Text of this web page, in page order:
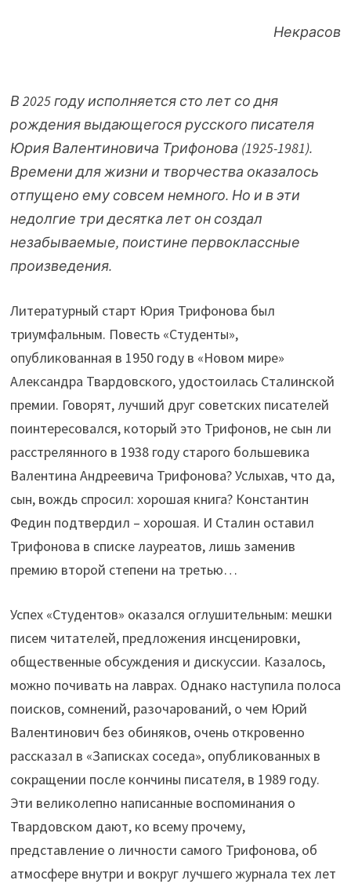
Некрасов
В 2025 году исполняется сто лет со дня
рождения выдающегося русского писателя
Юрия Валентиновича Трифонова (1925-1981).
Времени для жизни и творчества оказалось
отпущено ему совсем немного. Но и в эти
недолгие три десятка лет он создал
незабываемые, поистине первоклассные
произведения.
Литературный старт Юрия Трифонова был
триумфальным. Повесть «Студенты»,
опубликованная в 1950 году в «Новом мире»
Александра Твардовского, удостоилась Сталинской
премии. Говорят, лучший друг советских писателей
поинтересовался, который это Трифонов, не сын ли
расстрелянного в 1938 году старого большевика
Валентина Андреевича Трифонова? Услыхав, что да,
сын, вождь спросил: хорошая книга? Константин
Федин подтвердил – хорошая. И Сталин оставил
Трифонова в списке лауреатов, лишь заменив
премию второй степени на третью…
Успех «Студентов» оказался оглушительным: мешки
писем читателей, предложения инсценировки,
общественные обсуждения и дискуссии. Казалось,
можно почивать на лаврах. Однако наступила полоса
поисков, сомнений, разочарований, о чем Юрий
Валентинович без обиняков, очень откровенно
рассказал в «Записках соседа», опубликованных в
сокращении после кончины писателя, в 1989 году.
Эти великолепно написанные воспоминания о
Твардовском дают, ко всему прочему,
представление о личности самого Трифонова, об
атмосфере внутри и вокруг лучшего журнала тех лет